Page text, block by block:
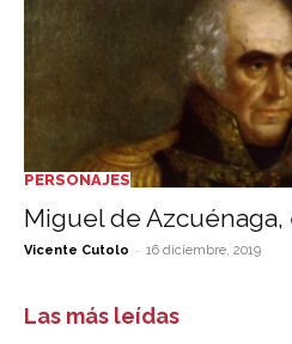
PERSONAJES
Miguel de
Vicente Cutolo - 16 diciembre, 2019
Las más leídas